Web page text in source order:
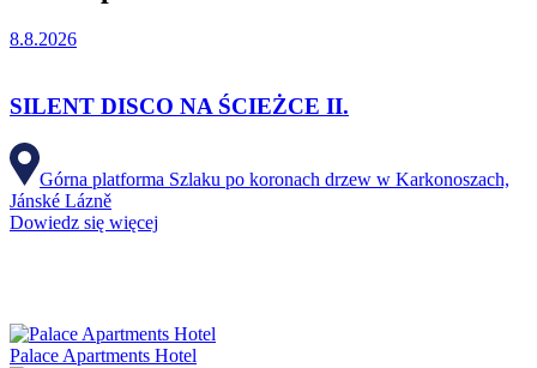
8.8.2026
SILENT DISCO NA ŚCIEŻCE II.
Górna platforma Szlaku po koronach drzew w Karkonoszach,
Jánské Lázně
Dowiedz się więcej
Palace Apartments Hotel